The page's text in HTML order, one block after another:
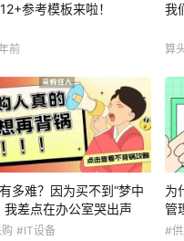
参考模板来啦！
前
我
算
多难？因为买不到“梦中
我差点在办公室哭出声
#IT设备
为
管
#